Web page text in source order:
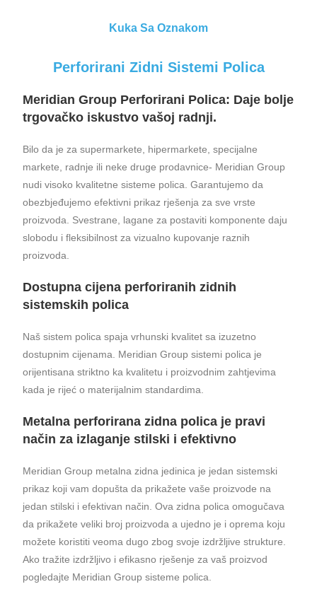
Kuka Sa Oznakom
Perforirani Zidni Sistemi Polica
Meridian Group Perforirani Polica: Daje bolje
trgovačko iskustvo vašoj radnji.
Bilo da je za supermarkete, hipermarkete, specijalne
markete, radnje ili neke druge prodavnice- Meridian Group
nudi visoko kvalitetne sisteme polica. Garantujemo da
obezbjeđujemo efektivni prikaz rješenja za sve vrste
proizvoda. Svestrane, lagane za postaviti komponente daju
slobodu i fleksibilnost za vizualno kupovanje raznih
proizvoda.
Dostupna cijena perforiranih zidnih
sistemskih polica
Naš sistem polica spaja vrhunski kvalitet sa izuzetno
dostupnim cijenama. Meridian Group sistemi polica je
orijentisana striktno ka kvalitetu i proizvodnim zahtjevima
kada je rijeć o materijalnim standardima.
Metalna perforirana zidna polica je pravi
način za izlaganje stilski i efektivno
Meridian Group metalna zidna jedinica je jedan sistemski
prikaz koji vam dopušta da prikažete vaše proizvode na
jedan stilski i efektivan način. Ova zidna polica omogučava
da prikažete veliki broj proizvoda a ujedno je i oprema koju
možete koristiti veoma dugo zbog svoje izdržljive strukture.
Ako tražite izdržljivo i efikasno rješenje za vaš proizvod
pogledajte Meridian Group sisteme polica.